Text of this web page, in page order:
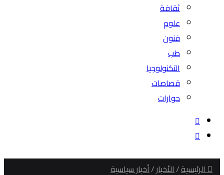
ثقافة
علوم
فنون
طب
التكنولوجيا
قصاصات
حوارات
بحث
عن
الوضع
الرئيسية/الأخبار/أخبار سياسية